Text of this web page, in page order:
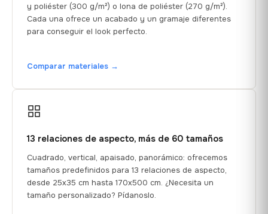
y poliéster (300 g/m²) o lona de poliéster (270 g/m²).
Cada una ofrece un acabado y un gramaje diferentes
para conseguir el look perfecto.
Comparar materiales →
13 relaciones de aspecto, más de 60 tamaños
Cuadrado, vertical, apaisado, panorámico: ofrecemos
tamaños predefinidos para 13 relaciones de aspecto,
desde 25x35 cm hasta 170x500 cm. ¿Necesita un
tamaño personalizado? Pídanoslo.